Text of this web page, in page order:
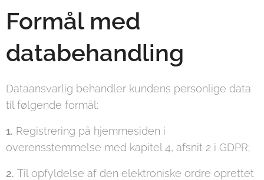
Formål med
databehandling
Dataansvarlig behandler kundens personlige data
til følgende formål:
1. Registrering på hjemmesiden i
overensstemmelse med kapitel 4, afsnit 2 i GDPR;
2. Til opfyldelse af den elektroniske ordre oprettet